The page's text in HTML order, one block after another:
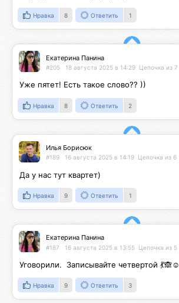
Нравка 8 Ответить 1
Екатерина Панина
#205 18 августа 2025 в 14:29 Цепочка из 7
Уже пятет! Есть такое слово?? ))
Нравка 8 Ответить 2
Илья Борисюк
#189 16 августа 2025 в 14:19 Цепочка из 6
Да у нас тут квартет)
Нравка 9 Ответить 1
Екатерина Панина
#187 16 августа 2025 в 13:55 Цепочка из 5
Уговорили.  Записывайте четвертой 💃🙈☺️
Нравка 9 Ответить 3